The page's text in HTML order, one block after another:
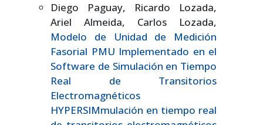
Diego Paguay, Ricardo Lozada,
Ariel Almeida, Carlos Lozada,
Modelo de Unidad de Medición
Fasorial PMU Implementado en el
Software de Simulación en Tiempo
Real de Transitorios
Electromagnéticos
HYPERSIMmulación en tiempo real